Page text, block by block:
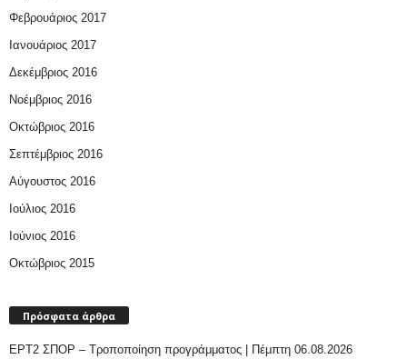
Φεβρουάριος 2017
Ιανουάριος 2017
Δεκέμβριος 2016
Νοέμβριος 2016
Οκτώβριος 2016
Σεπτέμβριος 2016
Αύγουστος 2016
Ιούλιος 2016
Ιούνιος 2016
Οκτώβριος 2015
Πρόσφατα άρθρα
ΕΡΤ2 ΣΠΟΡ – Τροποποίηση προγράμματος | Πέμπτη 06.08.2026